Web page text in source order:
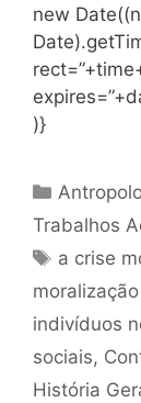
new
)}
Trabalhos
Tags
a crise
indivíduos
sociais,
História